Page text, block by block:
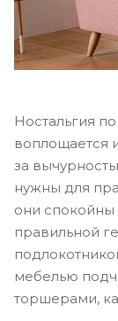
Ностальгия
воплощается
за
нужны для
они
правильной
мебелью
торшерами,